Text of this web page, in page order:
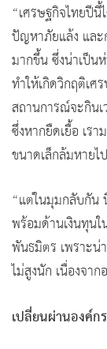
“เศรษฐกิจไทยปีนี้
ปัญหาภัยแล้ง และ
มากขึ้น ซึ่งน่าเป็น
ทำให้เกิดวิกฤติเศ
สถานการณ์จะกิน
ซึ่งหากยืดเยื้อ เร
ขนาดเล็กล้มหาย
“แต่ในมุมกลับกัน
พร้อมด้านเงินทุน
พันธมิตร เพราะน่
ไม่สูงนัก เนื่องจา
เปลี่ยนผ่านองค์